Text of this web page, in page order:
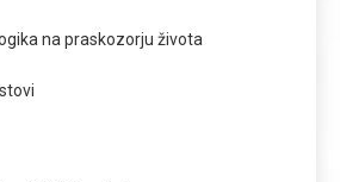
na praskozorju života